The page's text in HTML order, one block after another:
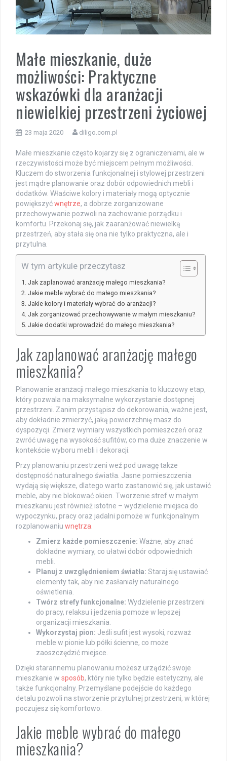
Małe mieszkanie, duże
możliwości: Praktyczne
wskazówki dla aranżacji
niewielkiej przestrzeni życiowej
23 maja 2020 diligo.com.pl
Małe mieszkanie często kojarzy się z ograniczeniami, ale w
rzeczywistości może być miejscem pełnym możliwości.
Kluczem do stworzenia funkcjonalnej i stylowej przestrzeni
jest mądre planowanie oraz dobór odpowiednich mebli i
dodatków. Właściwe kolory i materiały mogą optycznie
powiększyćwnętrze, a dobrze zorganizowane
przechowywanie pozwoli na zachowanie porządku i
komfortu. Przekonaj się, jak zaaranżować niewielką
przestrzeń, aby stała się ona nie tylko praktyczna, ale i
przytulna.
W tym artykule przeczytasz
Jak zaplanować aranżację małego mieszkania?
Jakie meble wybrać do małego mieszkania?
Jakie kolory i materiały wybrać do aranżacji?
Jak zorganizować przechowywanie w małym mieszkaniu?
Jakie dodatki wprowadzić do małego mieszkania?
Jak zaplanować aranżację małego
mieszkania?
Planowanie aranżacji małego mieszkania to kluczowy etap,
który pozwala na maksymalne wykorzystanie dostępnej
przestrzeni. Zanim przystąpisz do dekorowania, ważne jest,
aby dokładnie zmierzyć, jaką powierzchnię masz do
dyspozycji. Zmierz wymiary wszystkich pomieszczeń oraz
zwróć uwagę na wysokość sufitów, co ma duże znaczenie w
kontekście wyboru mebli i dekoracji.
Przy planowaniu przestrzeni weź pod uwagę także
dostępność naturalnego światła. Jasne pomieszczenia
wydają się większe, dlatego warto zastanowić się, jak ustawić
meble, aby nie blokować okien. Tworzenie stref w małym
mieszkaniu jest również istotne – wydzielenie miejsca do
wypoczynku, pracy oraz jadalni pomoże w funkcjonalnym
rozplanowaniu wnętrza
Zmierz każde pomieszczenie: Ważne, aby znać
dokładne wymiary, co ułatwi dobór odpowiednich
mebli.
Planuj z uwzględnieniem światła: Staraj się ustawiać
elementy tak, aby nie zasłaniały naturalnego
oświetlenia.
Twórz strefy funkcjonalne: Wydzielenie przestrzeni
do pracy, relaksu i jedzenia pomoże w lepszej
organizacji mieszkania.
Wykorzystaj pion: Jeśli sufit jest wysoki, rozważ
meble w pionie lub półki ścienne, co może
zaoszczędzić miejsce.
Dzięki starannemu planowaniu możesz urządzić swoje
mieszkanie w sposób, który nie tylko będzie estetyczny, ale
także funkcjonalny. Przemyślane podejście do każdego
detalu pozwoli na stworzenie przytulnej przestrzeni, w której
poczujesz się komfortowo.
Jakie meble wybrać do małego
mieszkania?